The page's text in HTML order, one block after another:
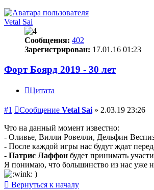
Vetal Sai
Сообщения: 402
Зарегистрирован: 17.01.16 01:23
Форт Боярд 2019 - 30 лет
Цитата
#1 Сообщение Vetal Sai » 2.03.19 23:26
Что на данный момент известно:
- Оливье, Вилли Ровелли, Дельфин
- После каждой игры нас будут ждат
- Патрис Лаффон будет принимать
Я понимаю, что большинство из нас уже
)
Вернуться к началу